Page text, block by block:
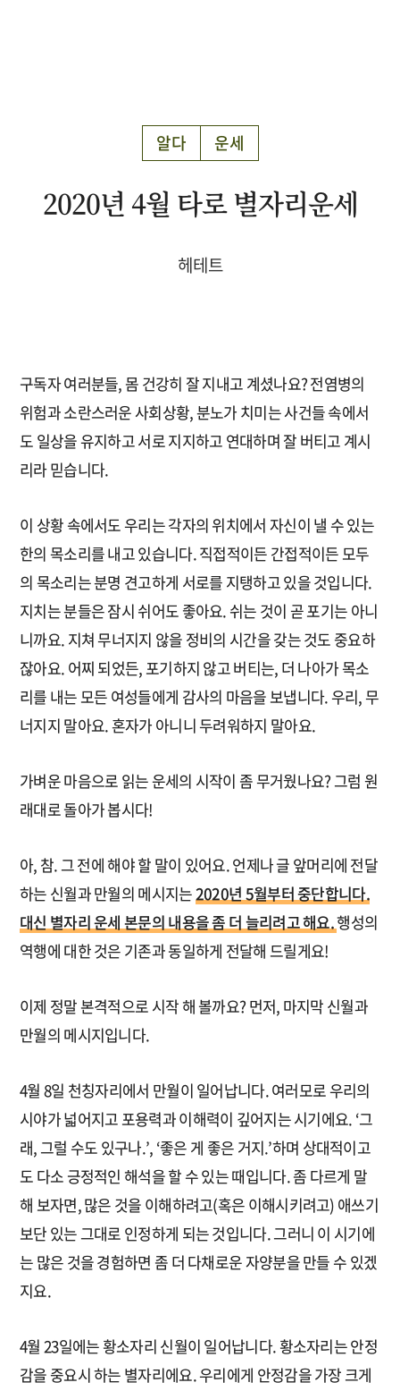
알다 운세
2020년 4월 타로 별자리운세
헤테트
구독자 여러분들, 몸 건강히 잘 지내고 계셨나요? 전염병의
위험과 소란스러운 사회상황, 분노가 치미는 사건들 속에서
도 일상을 유지하고 서로 지지하고 연대하며 잘 버티고 계시
리라 믿습니다.
이 상황 속에서도 우리는 각자의 위치에서 자신이 낼 수 있는
한의 목소리를 내고 있습니다. 직접적이든 간접적이든 모두
의 목소리는 분명 견고하게 서로를 지탱하고 있을 것입니다.
지치는 분들은 잠시 쉬어도 좋아요. 쉬는 것이 곧 포기는 아니
니까요. 지쳐 무너지지 않을 정비의 시간을 갖는 것도 중요하
잖아요. 어찌 되었든, 포기하지 않고 버티는, 더 나아가 목소
리를 내는 모든 여성들에게 감사의 마음을 보냅니다. 우리, 무
너지지 말아요. 혼자가 아니니 두려워하지 말아요.
가벼운 마음으로 읽는 운세의 시작이 좀 무거웠나요? 그럼 원
래대로 돌아가 봅시다!
아, 참. 그 전에 해야 할 말이 있어요. 언제나 글 앞머리에 전달
하는 신월과 만월의 메시지는2020년 5월부터 중단합니다.
대신 별자리 운세 본문의 내용을 좀 더 늘리려고 해요.행성의
역행에 대한 것은 기존과 동일하게 전달해 드릴게요!
이제 정말 본격적으로 시작 해 볼까요? 먼저, 마지막 신월과
만월의 메시지입니다.
4월 8일 천칭자리에서 만월이 일어납니다. 여러모로 우리의
시야가 넓어지고 포용력과 이해력이 깊어지는 시기에요. ‘그
래, 그럴 수도 있구나.’, ‘좋은 게 좋은 거지.’하며 상대적이고
도 다소 긍정적인 해석을 할 수 있는 때입니다. 좀 다르게 말
해 보자면, 많은 것을 이해하려고(혹은 이해시키려고) 애쓰기
보단 있는 그대로 인정하게 되는 것입니다. 그러니 이 시기에
는 많은 것을 경험하면 좀 더 다채로운 자양분을 만들 수 있겠
지요.
4월 23일에는 황소자리 신월이 일어납니다. 황소자리는 안정
감을 중요시 하는 별자리에요. 우리에게 안정감을 가장 크게